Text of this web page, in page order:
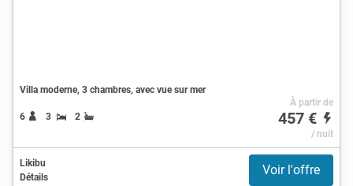
Villa moderne, 3 chambres, avec vue sur mer
6 3 2
À partir de
457 €
/ nuit
Likibu
Détails
Voir l'offre